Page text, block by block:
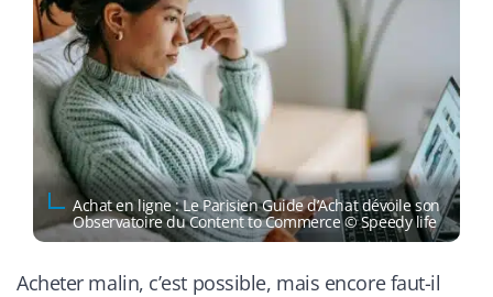
Achat en ligne : Le Parisien Guide d’Achat dévoile son
Observatoire du Content to Commerce © Speedy life
Acheter malin, c’est possible, mais encore faut-il